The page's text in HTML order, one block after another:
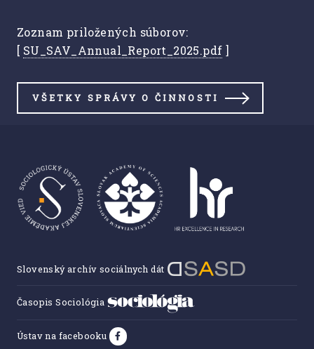
Zoznam priložených súborov:
[ SU_SAV_Annual_Report_2025.pdf ]
VŠETKY SPRÁVY O ČINNOSTI
Slovenský archív sociálnych dát
Časopis Sociológia
Ústav na facebooku